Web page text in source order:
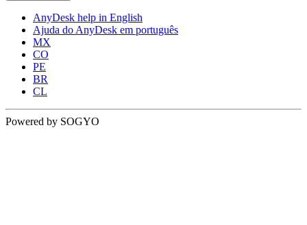
AnyDesk help in English
Ajuda do AnyDesk em português
MX
CO
PE
BR
CL
Powered by SOGYO